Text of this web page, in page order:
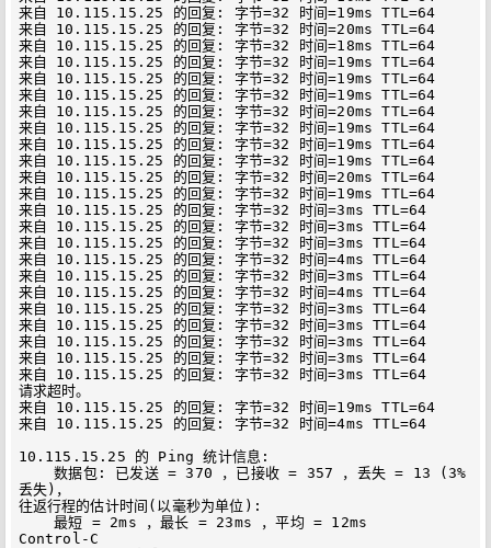
来自 10.115.15.25 的回复: 字节=32 时间=19ms TTL=64
来自 10.115.15.25 的回复: 字节=32 时间=20ms TTL=64
来自 10.115.15.25 的回复: 字节=32 时间=18ms TTL=64
来自 10.115.15.25 的回复: 字节=32 时间=19ms TTL=64
来自 10.115.15.25 的回复: 字节=32 时间=19ms TTL=64
来自 10.115.15.25 的回复: 字节=32 时间=19ms TTL=64
来自 10.115.15.25 的回复: 字节=32 时间=20ms TTL=64
来自 10.115.15.25 的回复: 字节=32 时间=19ms TTL=64
来自 10.115.15.25 的回复: 字节=32 时间=19ms TTL=64
来自 10.115.15.25 的回复: 字节=32 时间=19ms TTL=64
来自 10.115.15.25 的回复: 字节=32 时间=20ms TTL=64
来自 10.115.15.25 的回复: 字节=32 时间=19ms TTL=64
来自 10.115.15.25 的回复: 字节=32 时间=3ms TTL=64
来自 10.115.15.25 的回复: 字节=32 时间=3ms TTL=64
来自 10.115.15.25 的回复: 字节=32 时间=3ms TTL=64
来自 10.115.15.25 的回复: 字节=32 时间=4ms TTL=64
来自 10.115.15.25 的回复: 字节=32 时间=3ms TTL=64
来自 10.115.15.25 的回复: 字节=32 时间=4ms TTL=64
来自 10.115.15.25 的回复: 字节=32 时间=3ms TTL=64
来自 10.115.15.25 的回复: 字节=32 时间=3ms TTL=64
来自 10.115.15.25 的回复: 字节=32 时间=3ms TTL=64
来自 10.115.15.25 的回复: 字节=32 时间=3ms TTL=64
来自 10.115.15.25 的回复: 字节=32 时间=3ms TTL=64
请求超时。
来自 10.115.15.25 的回复: 字节=32 时间=19ms TTL=64
来自 10.115.15.25 的回复: 字节=32 时间=4ms TTL=64
10.115.15.25 的 Ping 统计信息:
    数据包: 已发送 = 370 ，已接收 = 357 ，丢失 = 13 (3%
丢失)，
往返行程的估计时间(以毫秒为单位):
    最短 = 2ms ，最长 = 23ms ，平均 = 12ms
Control-C